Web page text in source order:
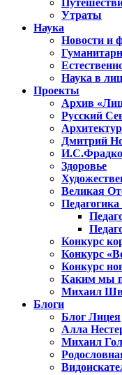
Утраты
Наука
Новости и
Наука в
Проекты
Архив
Русский
Дмитрий
Здоровье
Великая
Конкурс
Конкурс
Конкурс
Каким мы
Михаил
Блоги
Блог Лицея
Алла
Михаил